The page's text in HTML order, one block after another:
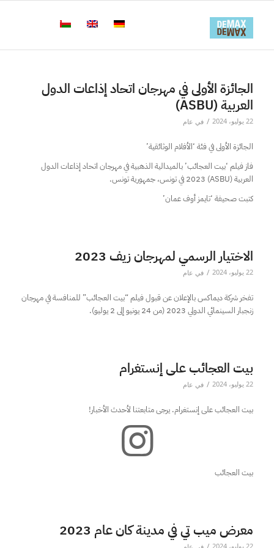
الجائزة الأولى في مهرجان اتحاد إذاعات الدول
العربية (ASBU)
22 يوليو، 2024 / في عام
الجائزة الأولى في فئة ‘الأفلام الوثائقية’
فاز فيلم ‘بيت العجائب’ بالميدالية الذهبية في مهرجان اتحاد إذاعات الدول
العربية (ASBU) 2023 في تونس، جمهورية تونس.
كتبت صحيفة ‘تايمز أوف عمان’
الاختيار الرسمي لمهرجان زيف 2023
22 يوليو، 2024 / في عام
تفخر شركة ديماكس بالإعلان عن قبول فيلم “بيت العجائب” للمنافسة في مهرجان
زنجبار السينمائي الدولي 2023 (من 24 يونيو إلى 2 يوليو).
بيت العجائب على إنستغرام
22 يوليو، 2024 / في عام
بيت العجائب على إنستغرام. يرجى متابعتنا لأحدث الأخبار!
بيت العجائب
معرض ميب تي في مدينة كان عام 2023